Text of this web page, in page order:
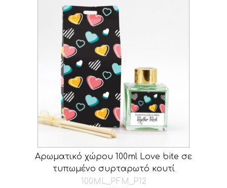
Αρωματικό χώρου 100ml Love bite σε
τυπωμένο συρταρωτό κουτί
100ML_PFM_P12